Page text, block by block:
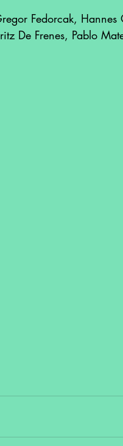
Fedorcak, Hannes
De Frenes, Pablo